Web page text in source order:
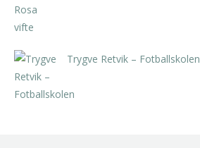
Trygve Retvik – Fotballskolen